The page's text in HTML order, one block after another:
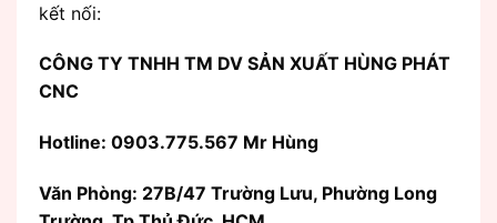
kết nối:
CÔNG TY TNHH TM DV SẢN XUẤT HÙNG PHÁT
CNC
Hotline: 0903.775.567 Mr Hùng
Văn Phòng: 27B/47 Trường Lưu, Phường Long